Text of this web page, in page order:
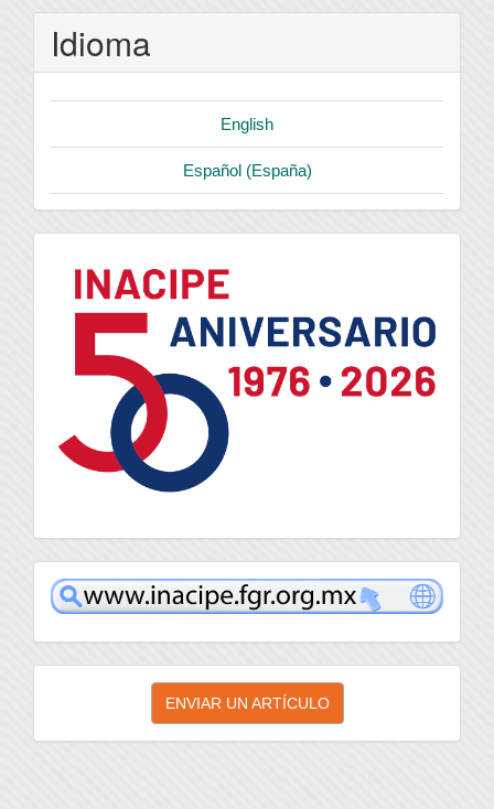
Idioma
English
Español (España)
logo
inacipe
Enviar
artículo
ENVIAR UN ARTÍCULO